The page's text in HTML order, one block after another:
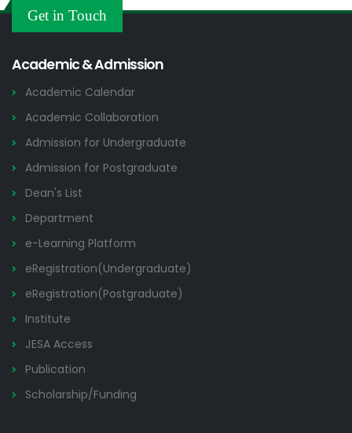
2026
Others
Get in Touch
Academic & Admission
Academic Calendar
Academic Collaboration
Admission for Undergraduate
Admission for Postgraduate
Dean's List
Department
e-Learning Platform
eRegistration(Undergraduate)
eRegistration(Postgraduate)
Institute
JESA Access
Publication
Scholarship/Funding